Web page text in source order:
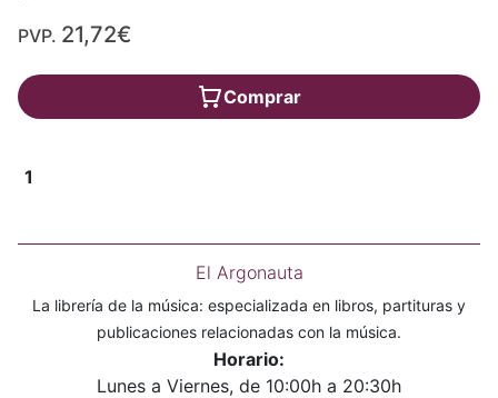
PVP. 21,72€
Comprar
1
El Argonauta
La librería de la música: especializada en libros, partituras y
publicaciones relacionadas con la música.
Horario:
Lunes a Viernes, de 10:00h a 20:30h